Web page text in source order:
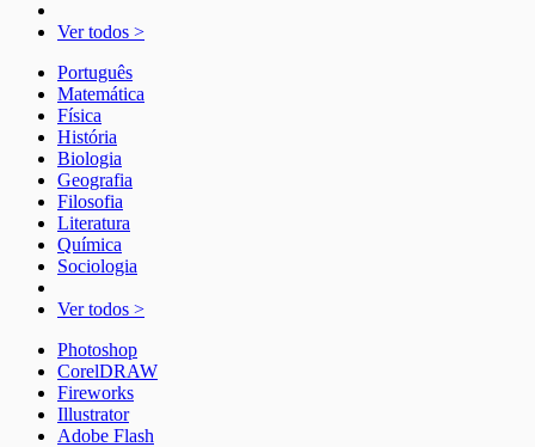
Ver todos >
Português
Matemática
Física
História
Biologia
Geografia
Filosofia
Literatura
Química
Sociologia
Ver todos >
Photoshop
CorelDRAW
Fireworks
Illustrator
Adobe Flash